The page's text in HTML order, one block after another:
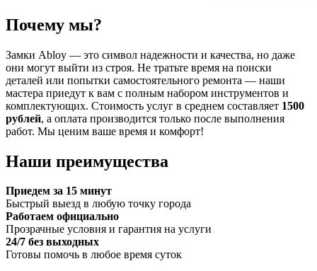
Почему мы?
Замки Abloy — это символ надежности и качества, но даже
они могут выйти из строя. Не тратьте время на поиски
деталей или попытки самостоятельного ремонта — наши
мастера приедут к вам с полным набором инструментов и
комплектующих. Стоимость услуг в среднем составляет 1500
рублей, а оплата производится только после выполнения
работ. Мы ценим ваше время и комфорт!
Наши преимущества
Приедем за 15 минут
Быстрый выезд в любую точку города
Работаем официально
Прозрачные условия и гарантия на услуги
24/7 без выходных
Готовы помочь в любое время суток